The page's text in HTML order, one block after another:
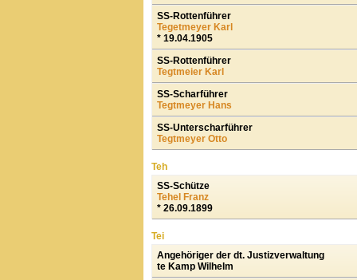
SS-Rottenführer
Tegetmeyer Karl
* 19.04.1905
SS-Rottenführer
Tegtmeier Karl
SS-Scharführer
Tegtmeyer Hans
SS-Unterscharführer
Tegtmeyer Otto
Teh
SS-Schütze
Tehel Franz
* 26.09.1899
Tei
Angehöriger der dt. Justizverwaltung
te Kamp Wilhelm